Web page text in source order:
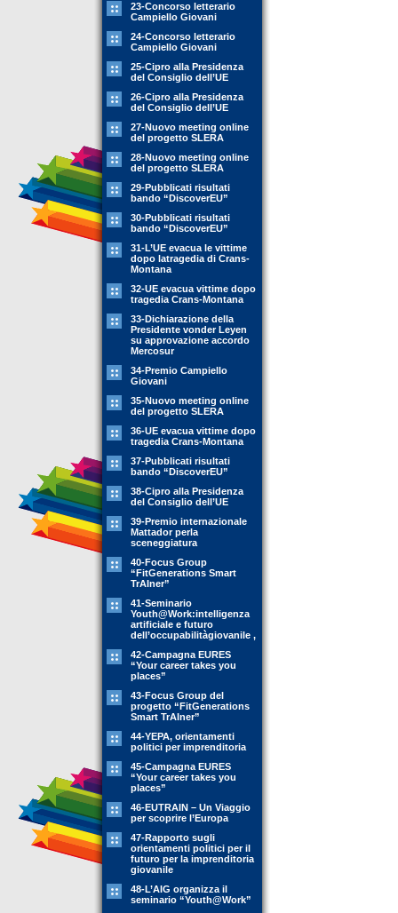
23-Concorso letterario
Campiello Giovani
24-Concorso letterario
Campiello Giovani
25-Cipro alla Presidenza
del Consiglio dell’UE
26-Cipro alla Presidenza
del Consiglio dell’UE
27-Nuovo meeting online
del progetto SLERA
28-Nuovo meeting online
del progetto SLERA
29-Pubblicati risultati
bando “DiscoverEU”
30-Pubblicati risultati
bando “DiscoverEU”
31-L’UE evacua le vittime
dopo latragedia di Crans-
Montana
32-UE evacua vittime dopo
tragedia Crans-Montana
33-Dichiarazione della
Presidente vonder Leyen
su approvazione accordo
Mercosur
34-Premio Campiello
Giovani
35-Nuovo meeting online
del progetto SLERA
36-UE evacua vittime dopo
tragedia Crans-Montana
37-Pubblicati risultati
bando “DiscoverEU”
38-Cipro alla Presidenza
del Consiglio dell’UE
39-Premio internazionale
Mattador perla
sceneggiatura
40-Focus Group
“FitGenerations Smart
TrAIner”
41-Seminario
Youth@Work:intelligenza
artificiale e futuro
dell’occupabilitàgiovanile ,
42-Campagna EURES
“Your career takes you
places”
43-Focus Group del
progetto “FitGenerations
Smart TrAIner”
44-YEPA, orientamenti
politici per imprenditoria
45-Campagna EURES
“Your career takes you
places”
46-EUTRAIN – Un Viaggio
per scoprire l’Europa
47-Rapporto sugli
orientamenti politici per il
futuro per la imprenditoria
giovanile
48-L’AIG organizza il
seminario “Youth@Work”